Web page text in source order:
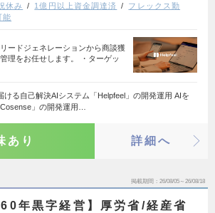
休み 1億円以上資金調達済
フレックス勤
能
ードジェネレーションから商談獲
理をお任せします。 ・ターゲッ
ける自己解決AIシステム「Helpfeel」の開発運用 AIを
」の開発運用…
あり 詳細へ
掲載期間 26/08/05～26/08/18
60年黒字経営】厚労省/経産省